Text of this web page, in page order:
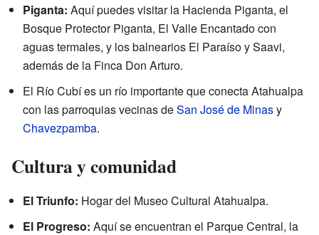
Piganta: Aquí puedes visitar la Hacienda Piganta, el
Bosque Protector Piganta, El Valle Encantado con
aguas termales, y los balnearios El Paraíso y Saavi,
además de la Finca Don Arturo.
El Río Cubí es un río importante que conecta Atahualpa
con las parroquias vecinas deSan José de Minasy
Chavezpamba.
Cultura y comunidad
El Triunfo: Hogar del Museo Cultural Atahualpa.
El Progreso: Aquí se encuentran el Parque Central, la